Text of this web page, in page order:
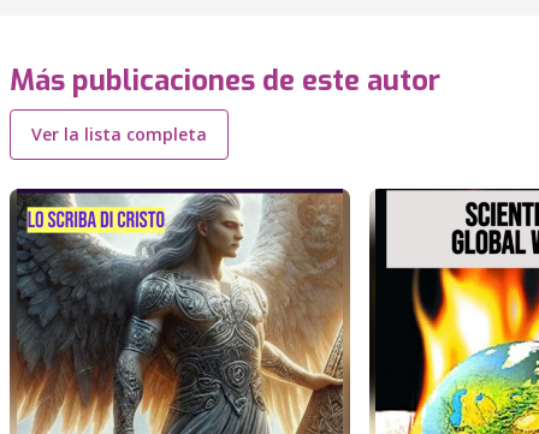
Más publicaciones de este autor
Ver la lista completa